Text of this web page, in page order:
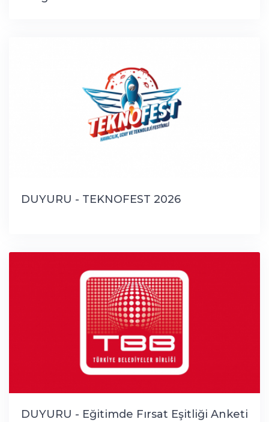
DUYURU - TEKNOFEST 2026
DUYURU - Eğitimde Fırsat Eşitliği Anketi